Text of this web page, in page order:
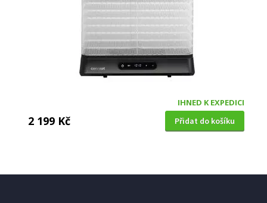
IHNED K EXPEDICI
2 199 Kč Přidat do košíku
Concept SO3010